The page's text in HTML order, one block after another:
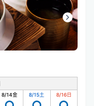
8/14金 8/15土 8/16日